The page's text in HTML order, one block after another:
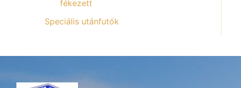
fékezett
Speciális utánfutók